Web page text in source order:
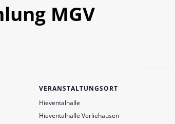
MGV
VERANSTALTUNGSORT
Hieventalhalle
Hieventalhalle Verliehausen